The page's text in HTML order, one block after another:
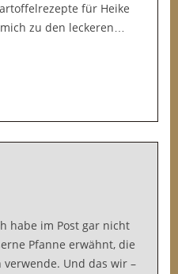
für Heike
zu den leckeren…
habe im Post gar nicht
Pfanne erwähnt, die
Und das wir –